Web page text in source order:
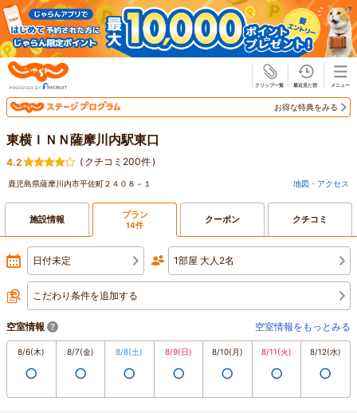
お得な特典をみる
東横ＩＮＮ薩摩川内駅東口
4.2 ( クチコミ200件)
鹿児島県薩摩川内市平佐町２４０８－１ 地図・アクセス
施設情報 プラン
14件 クーポン クチコミ
日付未定 1部屋 大人2名
こだわり条件を追加する
空室情報 空室情報をもっとみる
8/6(木)
○
8/7(金)
○
8/8(土)
○
8/9(日)
○
8/10(月)
○
8/11(火)
○
8/12(水)
○